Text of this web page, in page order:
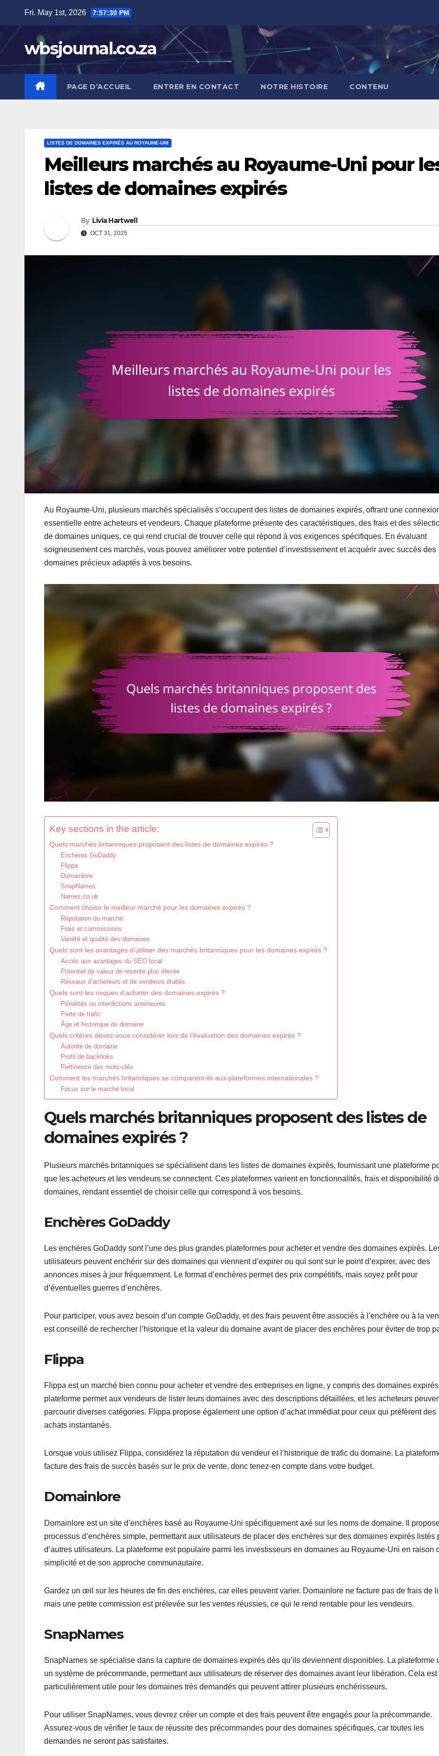
content
Fri. May 1st, 2026 7:57:31 PM
wbsjournal.co.za
PAGE D’ACCUEIL ENTRER EN CONTACT NOTRE HISTOIRE CONTENU
LISTES DE DOMAINES EXPIRÉS AU ROYAUME-UNI
Meilleurs marchés au Royaume-Uni pour
listes de domaines expirés
By Livia Hartwell
OCT 31, 2025
Au Royaume-Uni, plusieurs marchés spécialisés s’occupent des listes de domaines expirés, offrant une
essentielle entre acheteurs et vendeurs. Chaque plateforme présente des caractéristiques, des frais et des
de domaines uniques, ce qui rend crucial de trouver celle qui répond à vos exigences spécifiques. En évaluant
soigneusement ces marchés, vous pouvez améliorer votre potentiel d’investissement et acquérir avec succès des
domaines précieux adaptés à vos besoins.
Key sections in the article:
Quels marchés britanniques proposent des listes de domaines expirés ?
Enchères GoDaddy
Flippa
Domainlore
SnapNames
Names.co.uk
Comment choisir le meilleur marché pour les domaines expirés ?
Réputation du marché
Frais et commissions
Variété et qualité des domaines
Quels sont les avantages d’utiliser des marchés britanniques pour les domaines expirés ?
Accès aux avantages du SEO local
Potentiel de valeur de revente plus élevée
Réseaux d’acheteurs et de vendeurs établis
Quels sont les risques d’acheter des domaines expirés ?
Pénalités ou interdictions antérieures
Perte de trafic
Âge et historique du domaine
Quels critères devez-vous considérer lors de l’évaluation des domaines expirés ?
Autorité de domaine
Profil de backlinks
Pertinence des mots-clés
Comment les marchés britanniques se comparent-ils aux plateformes internationales ?
Focus sur le marché local
Quels marchés britanniques proposent des listes de
domaines expirés ?
Plusieurs marchés britanniques se spécialisent dans les listes de domaines expirés, fournissant une plateforme
que les acheteurs et les vendeurs se connectent. Ces plateformes varient en fonctionnalités, frais et disponibilité
domaines, rendant essentiel de choisir celle qui correspond à vos besoins.
Enchères GoDaddy
Les enchères GoDaddy sont l’une des plus grandes plateformes pour acheter et vendre des domaines expirés.
utilisateurs peuvent enchérir sur des domaines qui viennent d’expirer ou qui sont sur le point d’expirer, avec des
annonces mises à jour fréquemment. Le format d’enchères permet des prix compétitifs, mais soyez prêt pour
d’éventuelles guerres d’enchères.
Pour participer, vous avez besoin d’un compte GoDaddy, et des frais peuvent être associés à l’enchère ou à la
est conseillé de rechercher l’historique et la valeur du domaine avant de placer des enchères pour éviter de trop
Flippa
Flippa est un marché bien connu pour acheter et vendre des entreprises en ligne, y compris des domaines
plateforme permet aux vendeurs de lister leurs domaines avec des descriptions détaillées, et les acheteurs
parcourir diverses catégories. Flippa propose également une option d’achat immédiat pour ceux qui préfèrent des
achats instantanés.
Lorsque vous utilisez Flippa, considérez la réputation du vendeur et l’historique de trafic du domaine. La
facture des frais de succès basés sur le prix de vente, donc tenez-en compte dans votre budget.
Domainlore
Domainlore est un site d’enchères basé au Royaume-Uni spécifiquement axé sur les noms de domaine. Il
processus d’enchères simple, permettant aux utilisateurs de placer des enchères sur des domaines expirés listés
d’autres utilisateurs. La plateforme est populaire parmi les investisseurs en domaines au Royaume-Uni en raison
simplicité et de son approche communautaire.
Gardez un œil sur les heures de fin des enchères, car elles peuvent varier. Domainlore ne facture pas de frais de
mais une petite commission est prélevée sur les ventes réussies, ce qui le rend rentable pour les vendeurs.
SnapNames
SnapNames se spécialise dans la capture de domaines expirés dès qu’ils deviennent disponibles. La plateforme
un système de précommande, permettant aux utilisateurs de réserver des domaines avant leur libération. Cela est
particulièrement utile pour les domaines très demandés qui peuvent attirer plusieurs enchérisseurs.
Pour utiliser SnapNames, vous devrez créer un compte et des frais peuvent être engagés pour la précommande.
Assurez-vous de vérifier le taux de réussite des précommandes pour des domaines spécifiques, car toutes les
demandes ne seront pas satisfaites.